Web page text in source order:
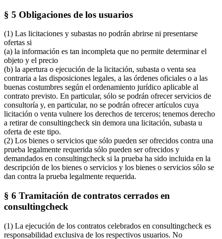
§ 5 Obligaciones de los usuarios
(1) Las licitaciones y subastas no podrán abrirse ni presentarse
ofertas si
(a) la información es tan incompleta que no permite determinar el
objeto y el precio
(b) la apertura o ejecución de la licitación, subasta o venta sea
contraria a las disposiciones legales, a las órdenes oficiales o a las
buenas costumbres según el ordenamiento jurídico aplicable al
contrato previsto. En particular, sólo se podrán ofrecer servicios de
consultoría y, en particular, no se podrán ofrecer artículos cuya
licitación o venta vulnere los derechos de terceros; tenemos derecho
a retirar de consultingcheck sin demora una licitación, subasta u
oferta de este tipo.
(2) Los bienes o servicios que sólo pueden ser ofrecidos contra una
prueba legalmente requerida sólo pueden ser ofrecidos y
demandados en consultingcheck si la prueba ha sido incluida en la
descripción de los bienes o servicios y los bienes o servicios sólo se
dan contra la prueba legalmente requerida.
§ 6 Tramitación de contratos cerrados en
consultingcheck
(1) La ejecución de los contratos celebrados en consultingcheck es
responsabilidad exclusiva de los respectivos usuarios. No